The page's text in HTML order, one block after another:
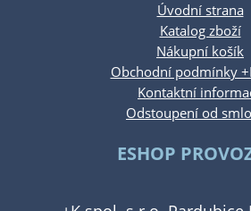
Úvodní strana
Katalog zboží
Nákupní košík
Obchodní podmínky
Kontaktní
Odstoupení od
ESHOP